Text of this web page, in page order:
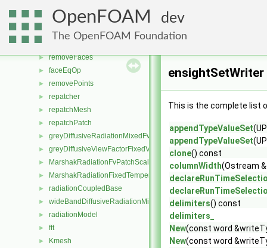
OpenFOAM dev
The OpenFOAM Foundation
► refinementData
► refinementDistanceData
►
► removeFaces
► faceEqOp
► removePoints
► repatcher
► repatchMesh
► repatchPatch
► greyDiffusiveRadiationMixedFvPatchScalarField
► greyDiffusiveViewFactorFixedValueFvPatchScalarField
► MarshakRadiationFvPatchScalarField
► MarshakRadiationFixedTemperatureFvPatchScalarField
► radiationCoupledBase
► wideBandDiffusiveRadiationMixedFvPatchScalarField
► radiationModel
► fft
► Kmesh
This is the complete list
appendTypeValueSet
appendTypeValueSet
clone() const
columnWidth(Ostream
delimiters() const
delimiters_
New(const word
New(const word